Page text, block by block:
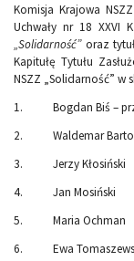
Komisja Krajowa
Uchwały nr 18 XXVI
„Solidarność”oraz
Kapitułę Tytułu
NSZZ „Solidarność” w
1. Bogdan Biś –
2. Waldemar
3. Jerzy Kłosiński
4. Jan Mosiński
5. Maria Ochman
6. Ewa